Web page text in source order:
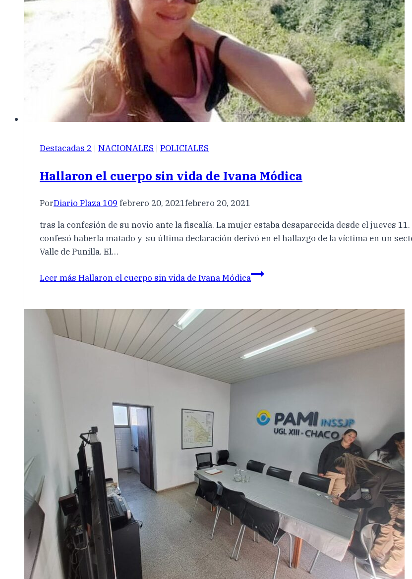
Destacadas 2 | NACIONALES | POLICIALES
Hallaron el cuerpo sin vida de Ivana Módica
PorDiario Plaza 109 febrero 20, 2021febrero 20, 2021
tras la confesión de su novio ante la fiscalía. La mujer estaba desaparecida desde el jueves
confesó haberla matado y su última declaración derivó en el hallazgo de la víctima en un
Valle de Punilla. El…
Leer más Hallaron el cuerpo sin vida de Ivana Módica